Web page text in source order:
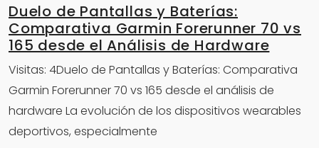
Duelo de Pantallas y Baterías:
Comparativa Garmin Forerunner 70 vs
165 desde el Análisis de Hardware
Visitas: 4Duelo de Pantallas y Baterías: Comparativa
Garmin Forerunner 70 vs 165 desde el análisis de
hardware La evolución de los dispositivos wearables
deportivos, especialmente